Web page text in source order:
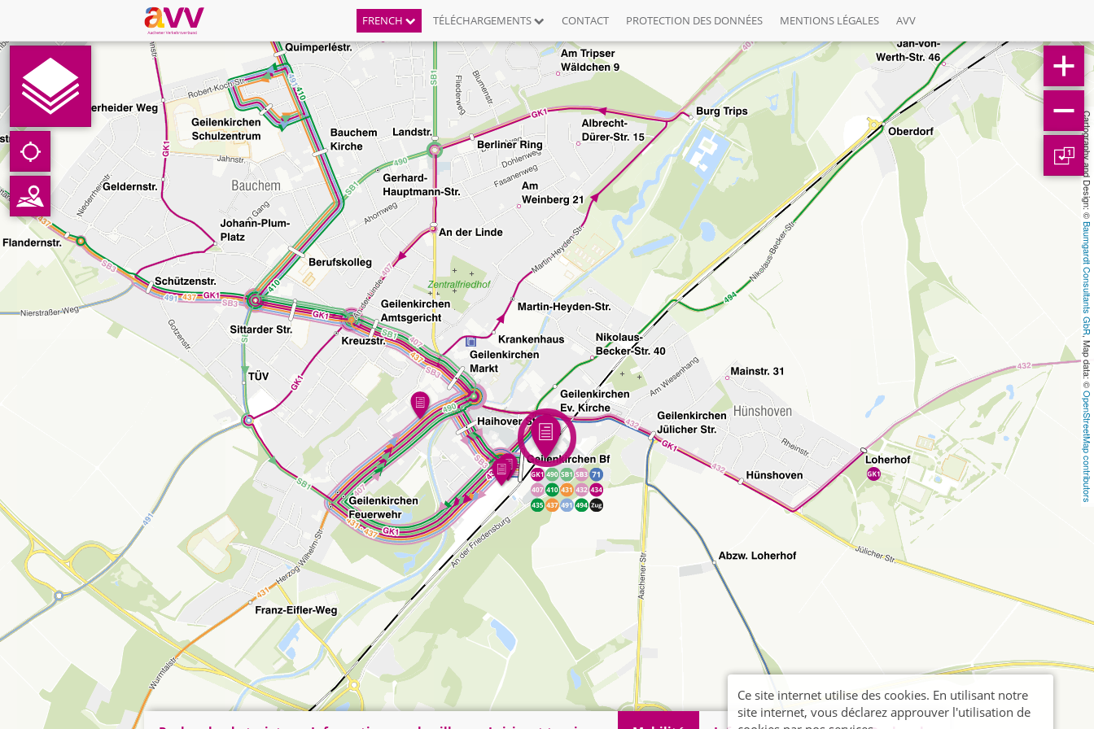
FRENCH TÉLÉCHARGEMENTS CONTACT PROTECTION DES DONNÉES MENTIONS LÉGALES AVV
Cartography and Design: ©
Baumgardt Consultants GbR
, Map data: ©
OpenStreetMap contributors
1
Ce site internet utilise des cookies. En utilisant notre
site internet, vous déclarez approuver l'utilisation de